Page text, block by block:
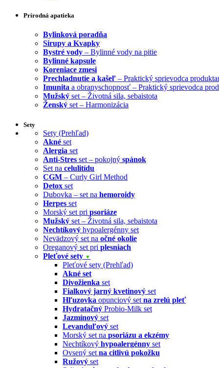
Prírodná apatieka
Bylinková poradňa
Sirupy a Kvapky
Bystré vody – Bylinné vody na pitie
Bylinné kapsule
Koreniace zmesi
Prechladnutie a kašeľ – Praktický sprievodca
Imunita a obranyschopnosť – Praktický sprievodca
Mužský set – Životná sila, sebaistota
Ženský set – Harmonizácia
Sety
Sety (Prehľad)
Akné set
Alergia set
Anti-Stres set – pokojný spánok
Set na celulitídu
CGM – Curly Girl Method
Detox set
Dubovka – set na hemoroidy
Herpes set
Morský set pri psoriáze
Mužský set – Životná sila, sebaistota
Nechtíkový hypoalergénny set
Nevädzový set na očné okolie
Oreganový set pri plesniach
Pleťové sety ▼
Pleťové sety (Prehľad)
Akné set
Divožienka set
Fialkový jarný kvetinový set
Hľuzovka opunciový set na zrelú pleť
Hydratačný Probio-Milk set
Jazmínový set
Levanduľový set
Morský set na psoriázu a ekzémy
Nechtíkový hypoalergénny set
Ovsený set na citlivú pokožku
Ružový set